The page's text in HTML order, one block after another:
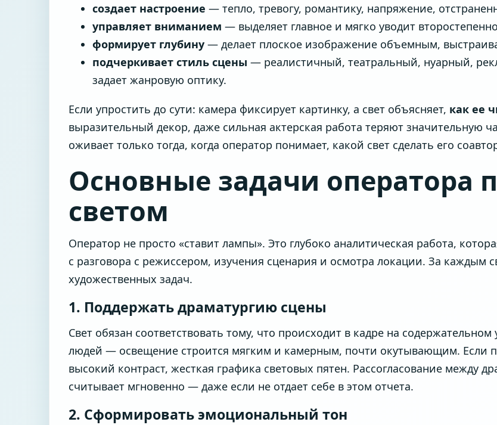
создает настроение — тепло, тревогу, романтику, напряжение,
управляет вниманием — выделяет главное и мягко уводит
формирует глубину — делает плоское изображение объемным,
подчеркивает стиль сцены — реалистичный, театральный, нуарный,
задает жанровую оптику.
Если упростить до сути: камера фиксирует картинку, а свет объясняет, как ее
выразительный декор, даже сильная актерская работа теряют значительную
оживает только тогда, когда оператор понимает, какой свет сделать его
Основные задачи оператора
светом
Оператор не просто «ставит лампы». Это глубоко аналитическая работа,
с разговора с режиссером, изучения сценария и осмотра локации. За каждым
художественных задач.
1. Поддержать драматургию сцены
Свет обязан соответствовать тому, что происходит в кадре на
людей — освещение строится мягким и камерным, почти окутывающим. Если
высокий контраст, жесткая графика световых пятен. Рассогласование между
считывает мгновенно — даже если не отдает себе в этом отчета.
2. Сформировать эмоциональный тон